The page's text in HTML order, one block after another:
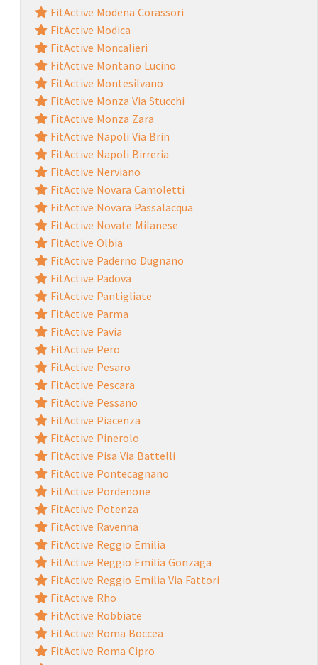
FitActive Modena Corassori
FitActive Modica
FitActive Moncalieri
FitActive Montano Lucino
FitActive Montesilvano
FitActive Monza Via Stucchi
FitActive Monza Zara
FitActive Napoli Via Brin
FitActive Napoli Birreria
FitActive Nerviano
FitActive Novara Camoletti
FitActive Novara Passalacqua
FitActive Novate Milanese
FitActive Olbia
FitActive Paderno Dugnano
FitActive Padova
FitActive Pantigliate
FitActive Parma
FitActive Pavia
FitActive Pero
FitActive Pesaro
FitActive Pescara
FitActive Pessano
FitActive Piacenza
FitActive Pinerolo
FitActive Pisa Via Battelli
FitActive Pontecagnano
FitActive Pordenone
FitActive Potenza
FitActive Ravenna
FitActive Reggio Emilia
FitActive Reggio Emilia Gonzaga
FitActive Reggio Emilia Via Fattori
FitActive Rho
FitActive Robbiate
FitActive Roma Boccea
FitActive Roma Cipro